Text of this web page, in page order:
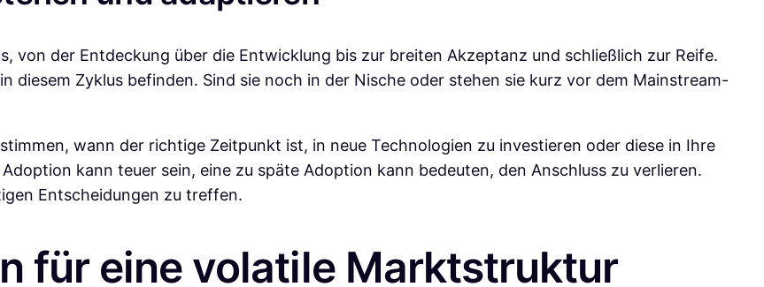
von der Entdeckung über die Entwicklung bis zur breiten Akzeptanz und schließlich zur Reife.
diesem Zyklus befinden. Sind sie noch in der Nische oder stehen sie kurz vor dem Mainstream-
wann der richtige Zeitpunkt ist, in neue Technologien zu investieren oder diese in Ihre
kann teuer sein, eine zu späte Adoption kann bedeuten, den Anschluss zu verlieren.
Entscheidungen zu treffen.
für eine volatile Marktstruktur